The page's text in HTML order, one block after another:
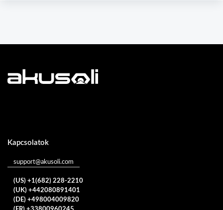
Kapcsolatok
support@akusoli.com
(US) +1(682) 228-2210
(UK) +442080891401
(DE) +498004009820